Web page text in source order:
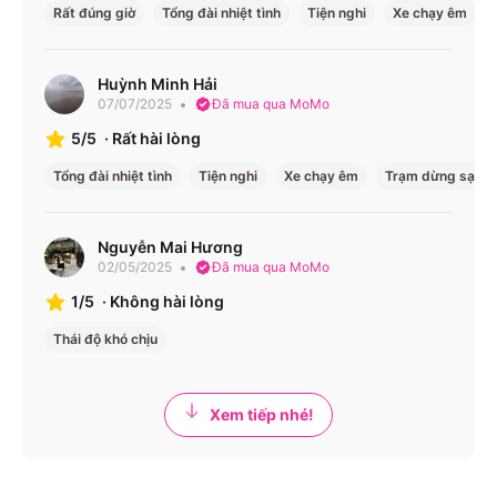
Rất đúng giờ Tổng đài nhiệt tình Tiện nghi Xe chạy êm
Huỳnh Minh Hải
07/07/2025 Đã mua qua MoMo
5/5 · Rất hài lòng
Tổng đài nhiệt tình Tiện nghi Xe chạy êm Trạm dừng sạch
Nguyễn Mai Hương
02/05/2025 Đã mua qua MoMo
1/5 · Không hài lòng
Thái độ khó chịu
Xem tiếp nhé!